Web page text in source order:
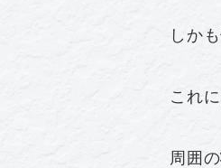
しか
これ
周囲